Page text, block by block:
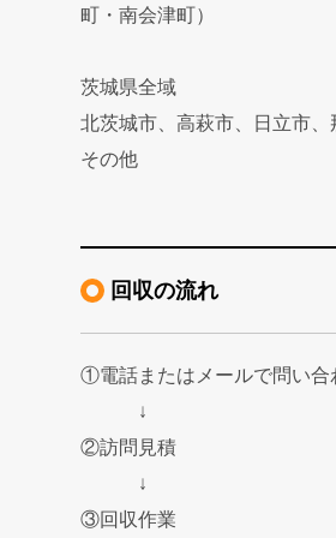
町・南会津町）
茨城県全域
北茨城市、高萩市、日立市
その他
回収の流れ
①電話またはメールで問い合
↓
②訪問見積
↓
③回収作業